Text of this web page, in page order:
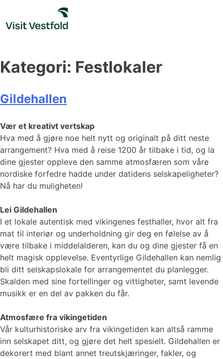
content
Kategori: Festlokaler
Gildehallen
Vær et kreativt vertskap
Hva med å gjøre noe helt nytt og originalt på ditt neste
arrangement? Hva med å reise 1200 år tilbake i tid, og la
dine gjester oppleve den samme atmosfæren som våre
nordiske forfedre hadde under datidens selskapeligheter?
Nå har du muligheten!
Lei Gildehallen
I et lokale autentisk med vikingenes festhaller, hvor alt fra
mat til interiør og underholdning gir deg en følelse av å
være tilbake i middelalderen, kan du og dine gjester få en
helt magisk opplevelse. Eventyrlige Gildehallen kan nemlig
bli ditt selskapslokale for arrangementet du planlegger.
Skalden med sine fortellinger og vittigheter, samt levende
musikk er en del av pakken du får.
Atmosfære fra vikingetiden
Vår kulturhistoriske arv fra vikingetiden kan altså ramme
inn selskapet ditt, og gjøre det helt spesielt. Gildehallen er
dekorert med blant annet treutskjæringer, fakler, og